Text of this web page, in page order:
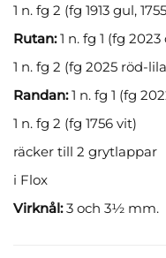
1 n. fg 2 (fg 1913 gul,
Rutan:1 n. fg 1 (fg 2023
1 n. fg 2 (fg 2025 röd-
Randan:1 n. fg 1 (fg
1 n. fg 2 (fg 1756 vit)
räcker till 2 grytlappar
i Flox
Virknål:3 och 3½ mm.